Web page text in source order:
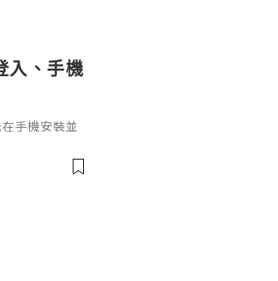
入、手機
手機安裝並